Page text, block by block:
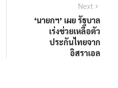
Next
‘นายกฯ’ เผย รัฐบาล
เร่งช่วยเหลือตัว
ประกันไทยจาก
อิสราเอล